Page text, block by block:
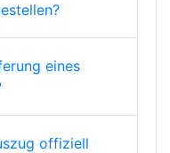
eines
offiziell